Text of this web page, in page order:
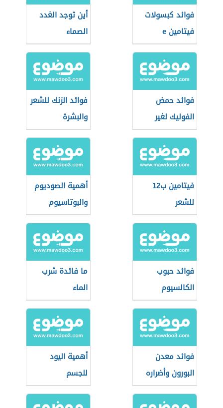
فوائد كبسولات
فيتامين e
أين توجد الغدد
الصماء
فوائد حمض
الفوليك لغير
الحامل
فوائد الزنك للشعر
والبشرة
فيتامين ب12
للشعر
أهمية الصوديوم
والبوتاسيوم
لجسم الإنسان
فوائد حبوب
الكالسيوم
ما فائدة شرب
الماء
فوائد معدن
البورون وأضراره
أهمية اليود
للجسم